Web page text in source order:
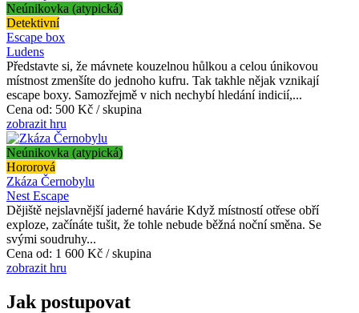
Neúnikovka (atypická)
Detektivní
Escape box
Ludens
Představte si, že mávnete kouzelnou hůlkou a celou únikovou
místnost zmenšíte do jednoho kufru. Tak takhle nějak vznikají
escape boxy. Samozřejmě v nich nechybí hledání indicií,...
Cena od: 500 Kč / skupina
zobrazit hru
Neúnikovka (atypická)
Hororová
Zkáza Černobylu
Nest Escape
Dějiště nejslavnější jaderné havárie Když místností otřese obří
exploze, začínáte tušit, že tohle nebude běžná noční směna. Se
svými soudruhy...
Cena od: 1 600 Kč / skupina
zobrazit hru
Jak postupovat